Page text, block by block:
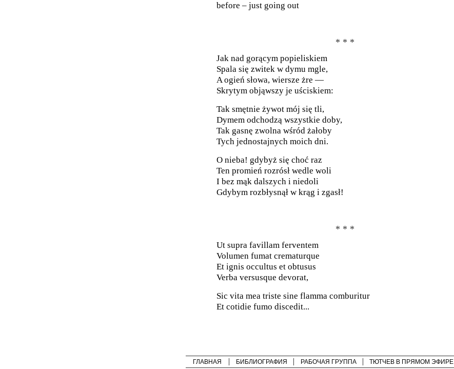
before – just going out
* * *
Jak nad gorącym popieliskiem
Spala się zwitek w dymu mgle,
A ogień słowa, wiersze żre —
Skrytym objąwszy je uściskiem:
Tak smętnie żywot mój się tli,
Dymem odchodzą wszystkie doby,
Tak gasnę zwolna wśród żałoby
Tych jednostajnych moich dni.
O nieba! gdybyż się choć raz
Ten promień rozrósł wedle woli
I bez mąk dalszych i niedoli
Gdybym rozbłysnął w krąg i zgasł!
* * *
Ut supra favillam ferventem
Volumen fumat crematurque
Et ignis occultus et obtusus
Verba versusque devorat,
Sic vita mea triste sine flamma comburitur
Et cotidie fumo discedit...
ГЛАВНАЯ БИБЛИОГРАФИЯ РАБОЧАЯ ГРУППА ТЮТЧЕВ В ПРЯМОМ ЭФИРЕ